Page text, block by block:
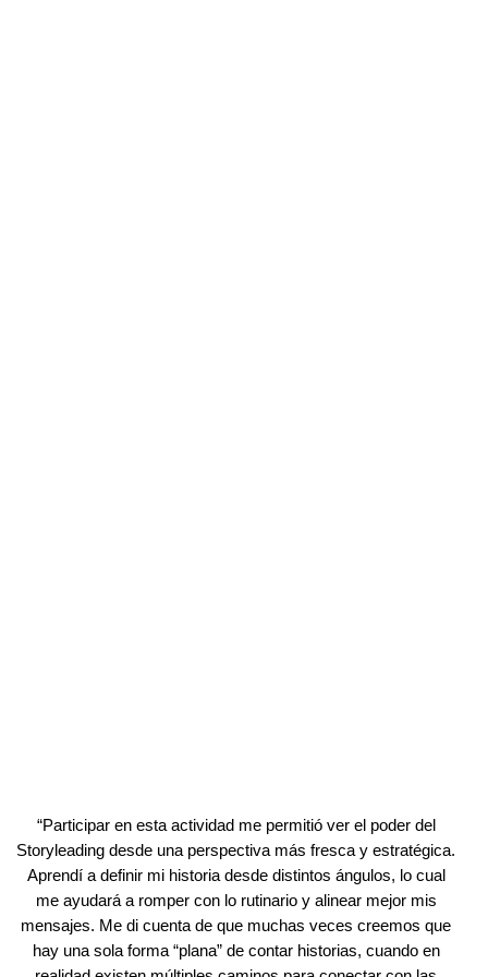
“Participar en esta actividad me permitió ver el poder del
Storyleading desde una perspectiva más fresca y estratégica.
Aprendí a definir mi historia desde distintos ángulos, lo cual
me ayudará a romper con lo rutinario y alinear mejor mis
mensajes. Me di cuenta de que muchas veces creemos que
hay una sola forma “plana” de contar historias, cuando en